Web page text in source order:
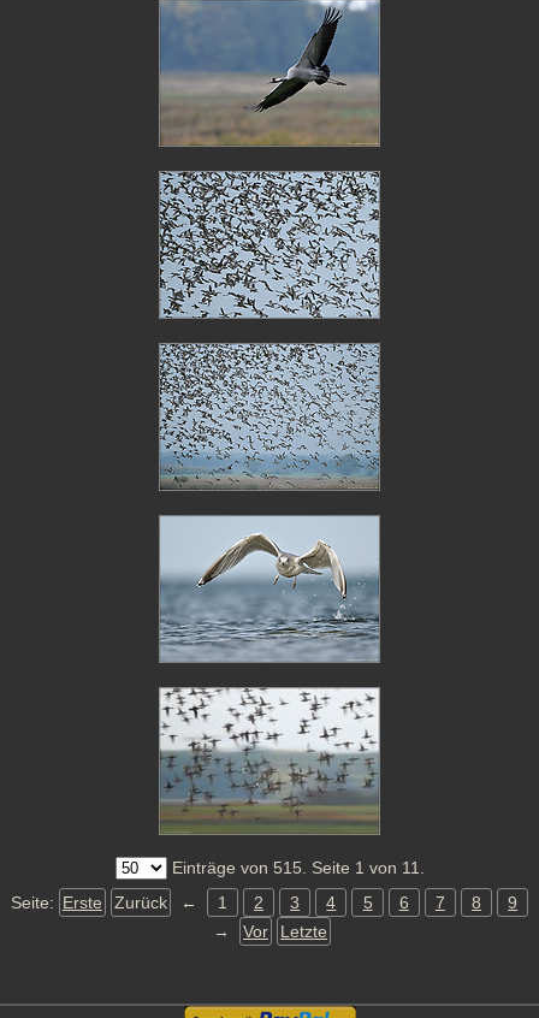
Einträge von 515. Seite 1 von 11.
Seite: Erste Zurück ← 1 2 3 4 5 6 7 8
9
→
Vor Letzte